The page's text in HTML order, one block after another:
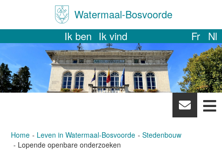
Watermaal-Bosvoorde
Ik ben Ik vind Fr Nl
News
Home Leven in Watermaal-Bosvoorde
Stedenbouw
Lopende openbare onderzoeken